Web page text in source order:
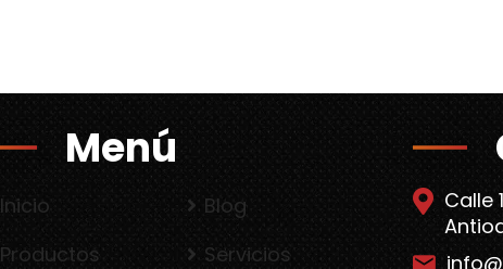
Menú
Inicio
Blog
Productos
Servicios
Calle